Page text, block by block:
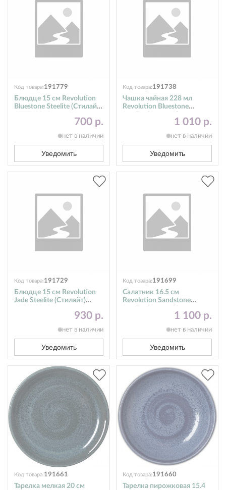
Код товара:191779
Блюдце 15 см Revolution
Bluestone Steelite (Стилайт)
700 р.
нет в наличии
Уведомить
Код товара:191738
Чашка чайная 228 мл
Revolution Bluestone
1 010 р.
нет в наличии
Уведомить
Код товара:191729
Блюдце 15 см Revolution
Jade Steelite (Стилайт)
930 р.
нет в наличии
Уведомить
Код товара:191699
Салатник 16.5 см
Revolution Sandstone
1 100 р.
нет в наличии
Уведомить
Код товара:191661
Тарелка мелкая 20 см
Код товара:191660
Тарелка пирожковая 15.4